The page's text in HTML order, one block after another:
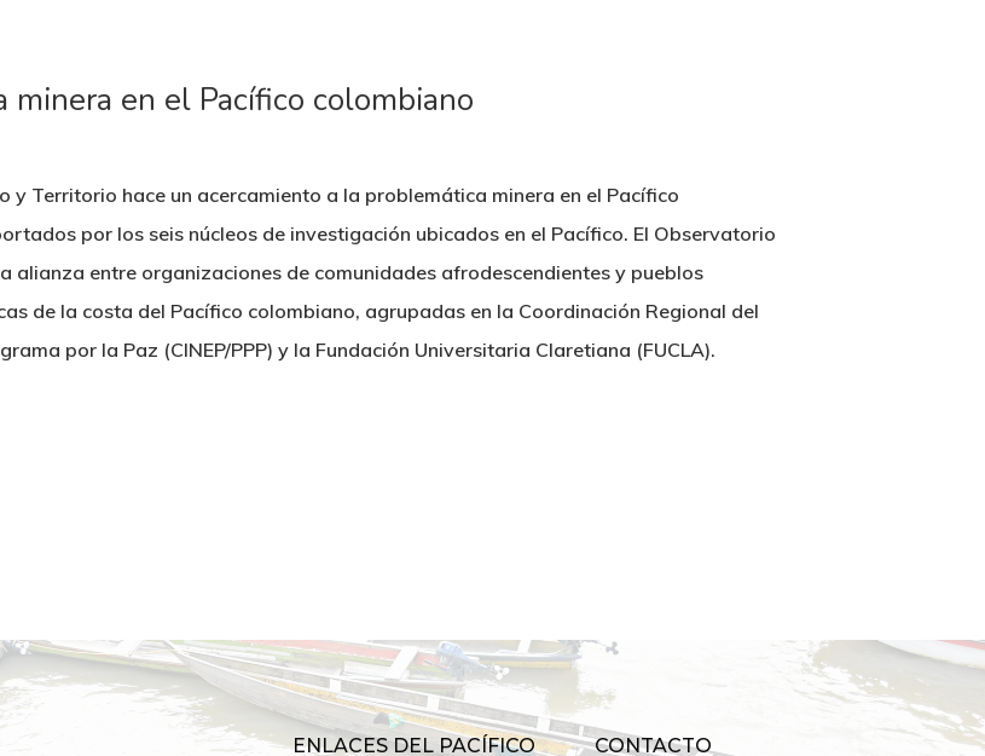
en el Pacífico colombiano
Territorio hace un acercamiento a la problemática minera en el Pacífico
por los seis núcleos de investigación ubicados en el Pacífico. El Observatorio
alianza entre organizaciones de comunidades afrodescendientes y pueblos
de la costa del Pacífico colombiano, agrupadas en la Coordinación Regional del
por la Paz (CINEP/PPP) y la Fundación Universitaria Claretiana (FUCLA).
ENLACES DEL PACÍFICO CONTACTO